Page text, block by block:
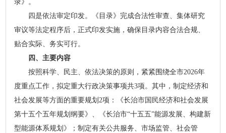
录》。
四是依法审定印发。《目录》完成合法性审查、集体研究
审议等法定程序后，正式印发实施，确保目录内容合法合规、
贴合实际、务实可行。
四、主要内容
按照科学、民主、依法决策的原则，紧紧围绕全市2026年
度重点工作，拟定重大行政决策事项共3项。其中，制定经济和
社会发展等方面的重要规划2项：《长治市国民经济和社会发展
第十五个五年规划纲要》、《长治市“十五五”能源发展、构建新
型能源体系规划》；制定有关公共服务、市场监管、社会管